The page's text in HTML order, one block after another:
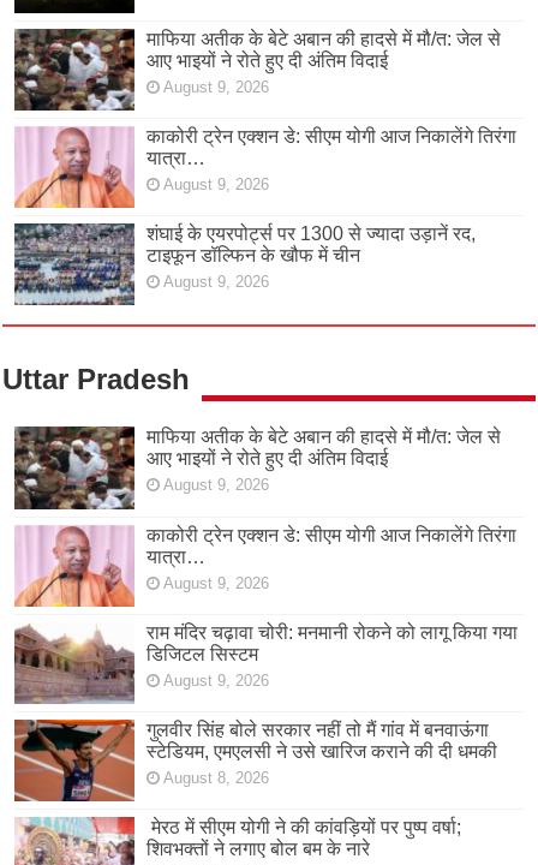
माफिया अतीक के बेटे अबान की हादसे में मौ/त: जेल से
आए भाइयों ने रोते हुए दी अंतिम विदाई
August 9, 2026
काकोरी ट्रेन एक्शन डे: सीएम योगी आज निकालेंगे तिरंगा
यात्रा…
August 9, 2026
शंघाई के एयरपोर्ट्स पर 1300 से ज्यादा उड़ानें रद,
टाइफून डॉल्फिन के खौफ में चीन
August 9, 2026
Uttar Pradesh
माफिया अतीक के बेटे अबान की हादसे में मौ/त: जेल से
आए भाइयों ने रोते हुए दी अंतिम विदाई
August 9, 2026
काकोरी ट्रेन एक्शन डे: सीएम योगी आज निकालेंगे तिरंगा
यात्रा…
August 9, 2026
राम मंदिर चढ़ावा चोरी: मनमानी रोकने को लागू किया गया
डिजिटल सिस्टम
August 9, 2026
गुलवीर सिंह बोले सरकार नहीं तो मैं गांव में बनवाऊंगा
स्टेडियम, एमएलसी ने उसे खारिज कराने की दी धमकी
August 8, 2026
मेरठ में सीएम योगी ने की कांवड़ियों पर पुष्प वर्षा;
शिवभक्तों ने लगाए बोल बम के नारे